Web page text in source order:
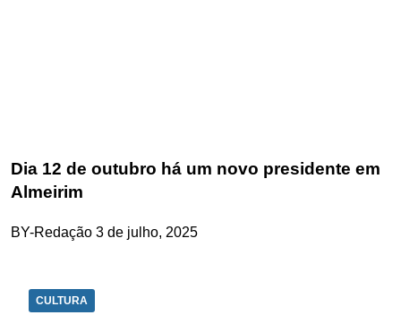
Dia 12 de outubro há um novo presidente em
Almeirim
BY-Redação 3 de julho, 2025
CULTURA